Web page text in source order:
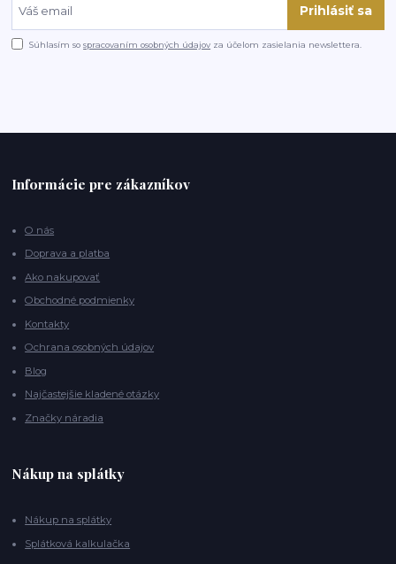
Prihlásiť sa
Súhlasím sospracovaním osobných údajov za účelom zasielania newslettera.
Informácie pre zákazníkov
O nás
Doprava a platba
Ako nakupovať
Obchodné podmienky
Kontakty
Ochrana osobných údajov
Blog
Najčastejšie kladené otázky
Značky náradia
Nákup na splátky
Nákup na splátky
Splátková kalkulačka